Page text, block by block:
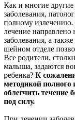
Как и многие
заболевания,
полному излечению.
лечение направлено
заболевания, а
шейном отделе
Все родители,
малыша, задаются
ребенка? К
методикой полного
облегчить течение
под силу.